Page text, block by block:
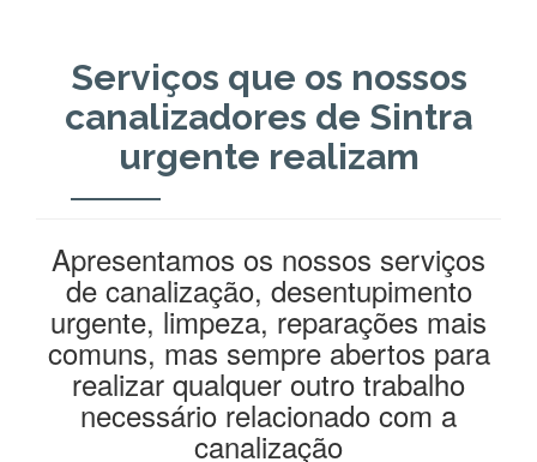
Serviços que os nossos
canalizadores de Sintra
urgente realizam
Apresentamos os nossos serviços
de canalização, desentupimento
urgente, limpeza, reparações mais
comuns, mas sempre abertos para
realizar qualquer outro trabalho
necessário relacionado com a
canalização